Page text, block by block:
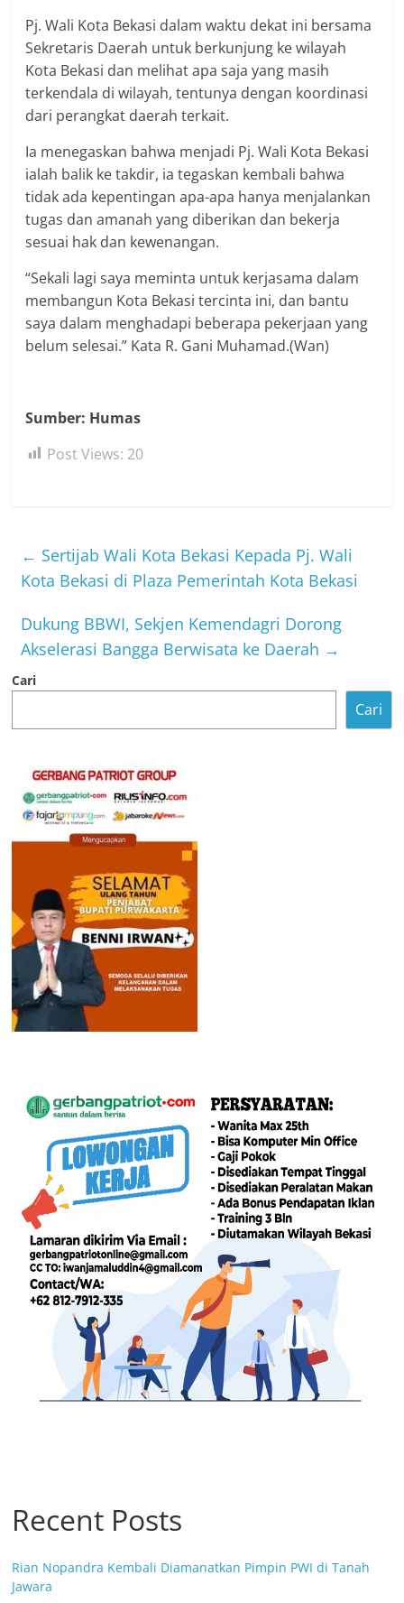
Pj. Wali Kota Bekasi dalam waktu dekat ini bersama
Sekretaris Daerah untuk berkunjung ke wilayah
Kota Bekasi dan melihat apa saja yang masih
terkendala di wilayah, tentunya dengan koordinasi
dari perangkat daerah terkait.
Ia menegaskan bahwa menjadi Pj. Wali Kota Bekasi
ialah balik ke takdir, ia tegaskan kembali bahwa
tidak ada kepentingan apa-apa hanya menjalankan
tugas dan amanah yang diberikan dan bekerja
sesuai hak dan kewenangan.
“Sekali lagi saya meminta untuk kerjasama dalam
membangun Kota Bekasi tercinta ini, dan bantu
saya dalam menghadapi beberapa pekerjaan yang
belum selesai.” Kata R. Gani Muhamad.(Wan)
Sumber: Humas
Post Views: 20
← Sertijab Wali Kota Bekasi Kepada Pj. Wali
Kota Bekasi di Plaza Pemerintah Kota Bekasi
Dukung BBWI, Sekjen Kemendagri Dorong
Akselerasi Bangga Berwisata ke Daerah →
Cari
Cari
Recent Posts
Rian Nopandra Kembali Diamanatkan Pimpin PWI di Tanah
Jawara